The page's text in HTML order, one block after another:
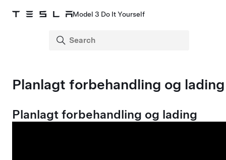
Model 3 Do It Yourself
Planlagt forbehandling og lading
Planlagt forbehandling og lading